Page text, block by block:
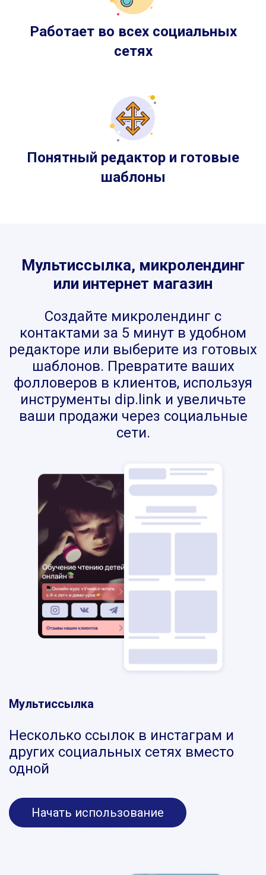
Работает во всех социальных
сетях
Понятный редактор и готовые
шаблоны
Мультиссылка, микролендинг
или интернет магазин
Создайте микролендинг с
контактами за 5 минут в удобном
редакторе или выберите из готовых
шаблонов. Превратите ваших
фолловеров в клиентов, используя
инструменты dip.link и увеличьте
ваши продажи через социальные
сети.
Мультиссылка
Несколько ссылок в инстаграм и
других социальных сетях вместо
одной
Начать использование